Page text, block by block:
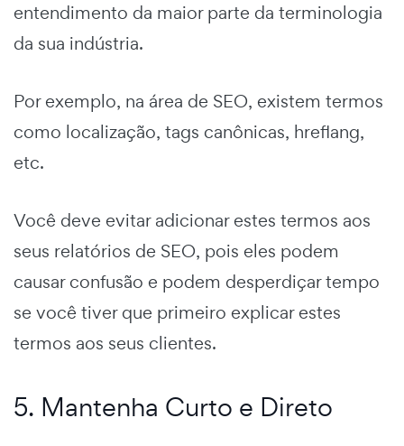
entendimento da maior parte da terminologia
da sua indústria.
Por exemplo, na área de SEO, existem termos
como localização, tags canônicas, hreflang,
etc.
Você deve evitar adicionar estes termos aos
seus relatórios de SEO, pois eles podem
causar confusão e podem desperdiçar tempo
se você tiver que primeiro explicar estes
termos aos seus clientes.
5. Mantenha Curto e Direto